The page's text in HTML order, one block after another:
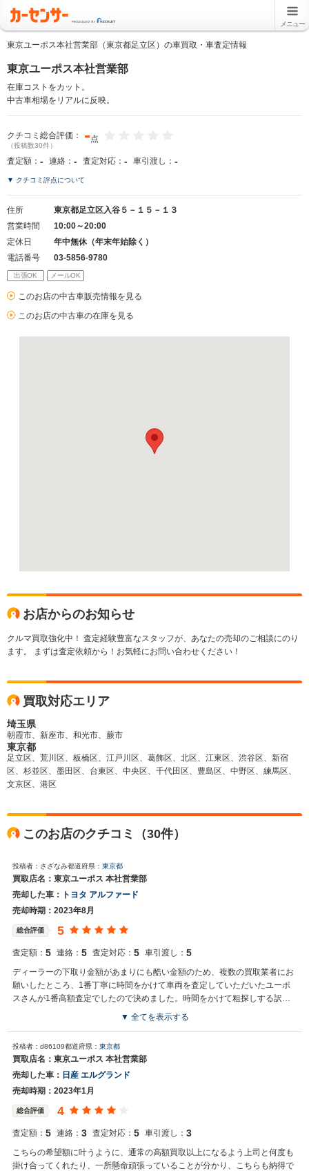
メニュー
東京ユーポス本社営業部（東京都足立区）の車買取・車査定情報
東京ユーポス本社営業部
在庫コストをカット。
中古車相場をリアルに反映。
クチコミ総合評価： -点
（投稿数30件）
査定額： - 連絡： - 査定対応： - 車引渡し： -
▼ クチコミ評点について
住所
東京都足立区入谷５－１５－１３
営業時間
10:00～20:00
定休日
年中無休（年末年始除く）
電話番号
03-5856-9780
出張OK メールOK
このお店の中古車販売情報を見る
このお店の中古車の在庫を見る
お店からのお知らせ
クルマ買取強化中！ 査定経験豊富なスタッフが、あなたの売却のご相談にのり
ます。 まずは査定依頼から！お気軽にお問い合わせください！
買取対応エリア
埼玉県
朝霞市、新座市、和光市、蕨市
東京都
足立区、荒川区、板橋区、江戸川区、葛飾区、北区、江東区、渋谷区、新宿
区、杉並区、墨田区、台東区、中央区、千代田区、豊島区、中野区、練馬区、
文京区、港区
このお店のクチコミ（30件）
投稿者：さざなみ都道府県： 東京都
買取店名：東京ユーポス 本社営業部
売却した車：
トヨタ アルファード
売却時期：2023年8月
総合評価 5
査定額： 5 連絡： 5 査定対応： 5 車引渡し： 5
ディーラーの下取り金額があまりにも酷い金額のため、複数の買取業者にお
願いしたところ、1番丁寧に時間をかけて車両を査定していただいたユーポ
スさんが1番高額査定でしたので決めました。時間をかけて粗探しする訳で
もなく、時間をかけたからこそ、安心して金額提示してもらえたのかと思い
思いました。また機会があればお願いしたいと思います。
▼ 全てを表示する
投稿者：d86109都道府県： 東京都
買取店名：東京ユーポス 本社営業部
売却した車： 日産 エルグランド
売却時期：2023年1月
総合評価 4
査定額： 5 連絡： 3 査定対応： 5 車引渡し： 3
こちらの希望額に叶うように、通常の高額買取以上になるよう上司と何度も
掛け合ってくれたり、一所懸命頑張っていることが分かり、こちらも納得で